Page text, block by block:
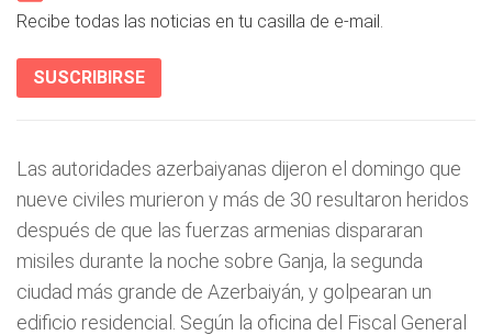
Recibe todas las noticias en tu casilla de e-mail.
SUSCRIBIRSE
Las autoridades azerbaiyanas dijeron el domingo que
nueve civiles murieron y más de 30 resultaron heridos
después de que las fuerzas armenias dispararan
misiles durante la noche sobre Ganja, la segunda
ciudad más grande de Azerbaiyán, y golpearan un
edificio residencial. Según la oficina del Fiscal General